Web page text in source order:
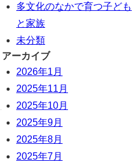
多文化のなかで育つ子ども
と家族
未分類
アーカイブ
2026年1月
2025年11月
2025年10月
2025年9月
2025年8月
2025年7月